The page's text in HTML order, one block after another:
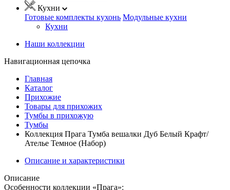
Кухни
Готовые комплекты кухонь Модульные кухни
Кухни
Наши коллекции
Навигационная цепочка
Главная
Каталог
Прихожие
Товары для прихожих
Тумбы в прихожую
Тумбы
Коллекция Прага Тумба вешалки Дуб Белый Крафт/
Ателье Темное (Набор)
Описание и характеристики
Описание
Особенности коллекции «Прага»: